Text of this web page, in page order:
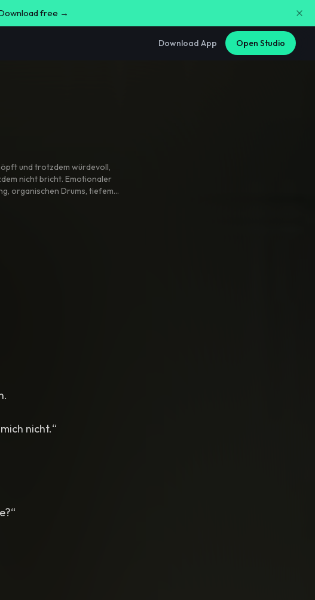
free →
Download App Open Studio
und trotzdem würdevoll,
nicht bricht. Emotionaler
, organischen Drums, tiefem
Pop-Glätte
nicht.“